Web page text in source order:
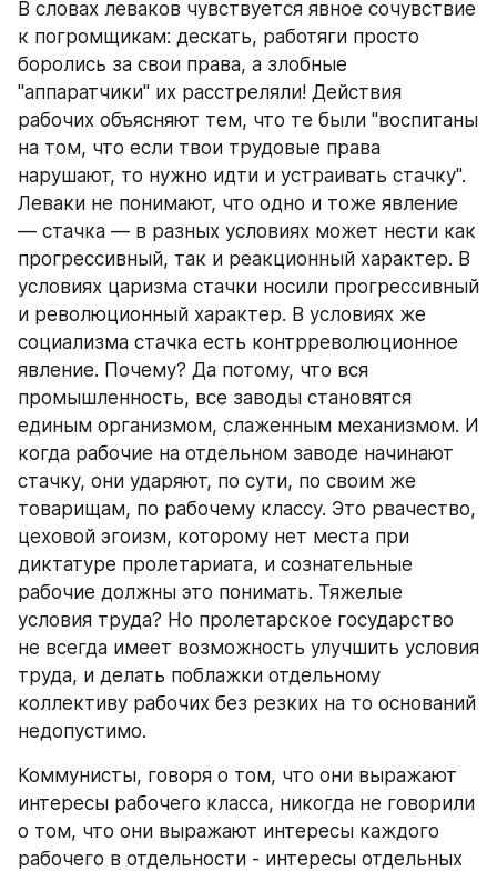
В словах леваков чувствуется явное сочувствие
к погромщикам: дескать, работяги просто
боролись за свои права, а злобные
"аппаратчики" их расстреляли! Действия
рабочих объясняют тем, что те были "воспитаны
на том, что если твои трудовые права
нарушают, то нужно идти и устраивать стачку".
Леваки не понимают, что одно и тоже явление
— стачка — в разных условиях может нести как
прогрессивный, так и реакционный характер. В
условиях царизма стачки носили прогрессивный
и революционный характер. В условиях же
социализма стачка есть контрреволюционное
явление. Почему? Да потому, что вся
промышленность, все заводы становятся
единым организмом, слаженным механизмом. И
когда рабочие на отдельном заводе начинают
стачку, они ударяют, по сути, по своим же
товарищам, по рабочему классу. Это рвачество,
цеховой эгоизм, которому нет места при
диктатуре пролетариата, и сознательные
рабочие должны это понимать. Тяжелые
условия труда? Но пролетарское государство
не всегда имеет возможность улучшить условия
труда, и делать поблажки отдельному
коллективу рабочих без резких на то оснований
недопустимо.
Коммунисты, говоря о том, что они выражают
интересы рабочего класса, никогда не говорили
о том, что они выражают интересы каждого
рабочего в отдельности - интересы отдельных